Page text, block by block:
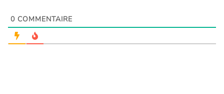
0 COMMENTAIRE